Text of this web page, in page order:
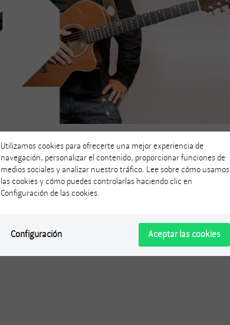
@mirage.masguso
Utilizamos cookies para ofrecerte una mejor experiencia de
navegación, personalizar el contenido, proporcionar funciones de
medios sociales y analizar nuestro tráfico. Lee sobre cómo usamos
las cookies y cómo puedes controlarlas haciendo clic en
Configuración de las cookies.
Configuración Aceptar las cookies